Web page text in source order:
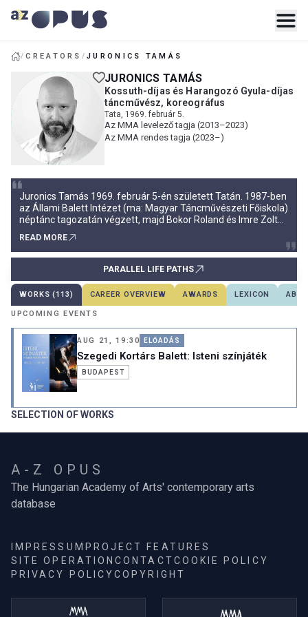
/CREATORS /JURONICS TAMÁS
JURONICS TAMÁS
Kossuth-díjas és Harangozó Gyula-díjas
táncművész, koreográfus
Tata, 1969. február 5.
Az MMA levelező tagja (2013–2023)
Az MMA rendes tagja (2023–)
Juronics Tamás 1969. február 5-én született Tatán. 1987-ben
az Állami Balett Intézet (ma: Magyar Táncművészeti Főiskola)
néptánc tagozatán végzett, majd Bokor Roland és Imre Zoltán
szerződött, ahol rövid idő alatt karakteres szólistává, és
eredeti látásmódú koreográfussá fejlődött. 1989-től már
szóló szerepeket kapott, 1990-től pedig önálló koreográfiákat
READ MORE
PARALLEL LIFE PATHS
WORKS (113) CAREER OVERVIEW AWARDS LEXICON
UPCOMING EVENTS
AUG 21, 19:30 ELŐADÁS
Szegedi Kortárs Balett: Isteni színjáték
BUDAPEST
SELECTION OF WORKS
A-Z OPUS
The Hungarian Academy of Arts' contemporary arts
database
IMPRESSUM PROJECT FEATURES
SITE OPERATIONCONTACTCOOKIE POLICY
PRIVACY POLICYCOPYRIGHT